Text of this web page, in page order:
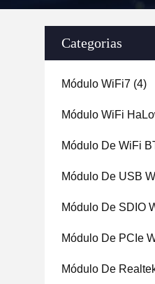
Categorias
Módulo WiFi7 (4)
Módulo WiFi
Módulo De WiFi
Módulo De USB
Módulo De SDIO
Módulo De PCIe
Módulo De